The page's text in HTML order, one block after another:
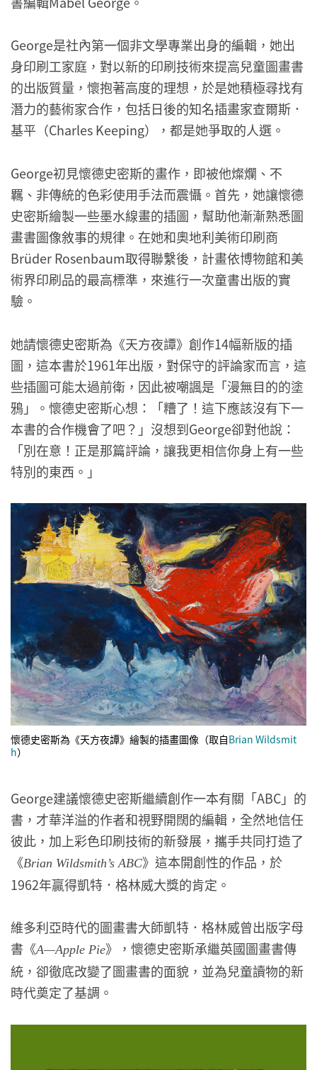
George是社內第一個非文學專業出身的編輯，她出
身印刷工家庭，對以新的印刷技術來提高兒童圖畫書
的出版質量，懷抱著高度的理想，於是她積極尋找有
潛力的藝術家合作，包括日後的知名插畫家查爾斯．
基平（Charles Keeping），都是她爭取的人選。
George初見懷德史密斯的畫作，即被他燦爛、不
羈、非傳統的色彩使用手法而震懾。首先，她讓懷德
史密斯繪製一些墨水線畫的插圖，幫助他漸漸熟悉圖
畫書圖像敘事的規律。在她和奧地利美術印刷商
Brüder Rosenbaum取得聯繫後，計畫依博物館和美
術界印刷品的最高標準，來進行一次童書出版的實
驗。
她請懷德史密斯為《天方夜譚》創作14幅新版的插
圖，這本書於1961年出版，對保守的評論家而言，這
些插圖可能太過前衛，因此被嘲諷是「漫無目的的塗
鴉」。懷德史密斯心想：「糟了！這下應該沒有下一
本書的合作機會了吧？」沒想到George卻對他說：
「別在意！正是那篇評論，讓我更相信你身上有一些
特別的東西。」
懷德史密斯為《天方夜譚》繪製的插畫圖像（取自Brian Wildsmit
h）
George建議懷德史密斯繼續創作一本有關「ABC」的
書，才華洋溢的作者和視野開闊的編輯，全然地信任
彼此，加上彩色印刷技術的新發展，攜手共同打造了
《Brian Wildsmith’s ABC》這本開創性的作品，於
1962年贏得凱特．格林威大獎的肯定。
維多利亞時代的圖畫書大師凱特．格林威曾出版字母
書《A—Apple Pie》，懷德史密斯承繼英國圖畫書傳
統，卻徹底改變了圖畫書的面貌，並為兒童讀物的新
時代奠定了基調。